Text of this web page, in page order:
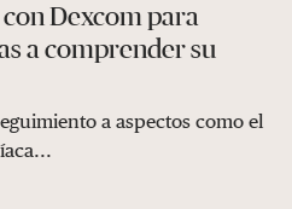
Dexcom para
a comprender su
a aspectos como el